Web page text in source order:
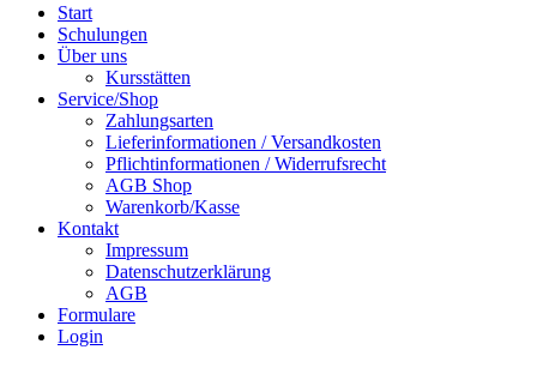
Start
Schulungen
Über uns
Kursstätten
Service/Shop
Zahlungsarten
Lieferinformationen / Versandkosten
Pflichtinformationen / Widerrufsrecht
AGB Shop
Warenkorb/Kasse
Kontakt
Impressum
Datenschutzerklärung
AGB
Formulare
Login